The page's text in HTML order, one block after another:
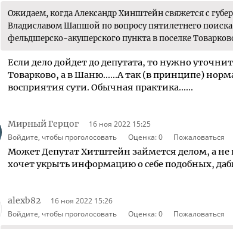
Ожидаем, когда Александр Хинштейн свяжется с
Владиславом Шапшой по вопросу пятилетнего
фельдшерско-акушерского пункта в поселке
Если дело дойдет до депутата, то нужно
Товарково, а в Шаню......А так (в принципе)
восприятия сути. Обычная практика......
Мирный Герцог
16 ноя 2022 15:25
Войдите, чтобы проголосовать
Оценка:0 Пожаловаться
Может Депутат Хитштейн займется делом, а
хочет укрыть информацию о себе подобных,
alexb82
16 ноя 2022 15:26
Войдите, чтобы проголосовать
Оценка:0 Пожаловаться